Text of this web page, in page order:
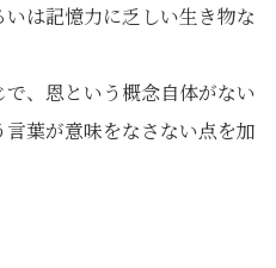
は記憶力に乏しい生き物な
で、恩という概念自体がない
葉が意味をなさない点を加